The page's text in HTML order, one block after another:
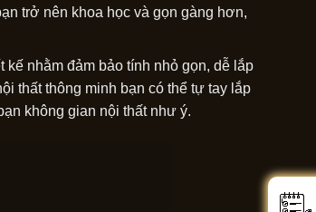
trở nên khoa học và gọn gàng hơn,
nhằm đảm bảo tính nhỏ gọn, dễ lắp
thất thông minh bạn có thể tự tay lắp
không gian nội thất như ý.